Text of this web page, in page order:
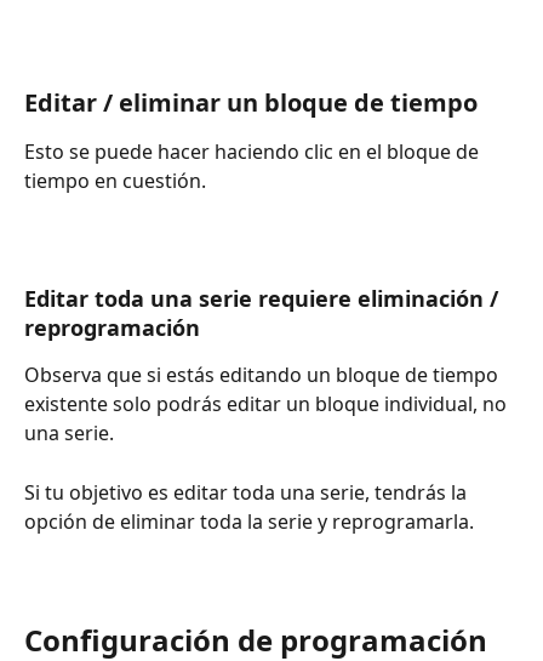
Editar / eliminar un bloque de tiempo
Esto se puede hacer haciendo clic en el bloque de
tiempo en cuestión.
Editar toda una serie requiere eliminación /
reprogramación
Observa que si estás editando un bloque de tiempo
existente solo podrás editar un bloque individual, no
una serie.
Si tu objetivo es editar toda una serie, tendrás la
opción de eliminar toda la serie y reprogramarla.
Configuración de programación